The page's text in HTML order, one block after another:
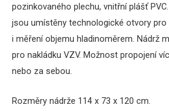
pozinkovaného plechu, vnitřní plášť PVC
jsou umístěny technologické otvory pro
i měření objemu hladinoměrem. Nádrž
pro nakládku VZV. Možnost propojení
nebo za sebou.
Rozměry nádrže 114 x 73 x 120 cm.